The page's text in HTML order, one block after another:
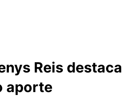
Reis destaca
aporte